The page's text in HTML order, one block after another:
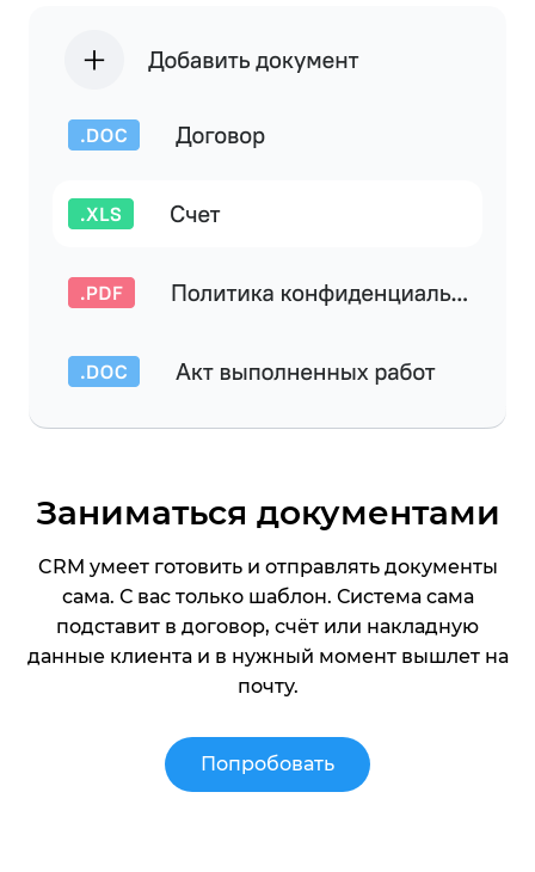
Заниматься документами
CRM умеет готовить и отправлять документы
сама. С вас только шаблон. Система сама
подставит в договор, счёт или накладную
данные клиента и в нужный момент вышлет на
почту.
Попробовать